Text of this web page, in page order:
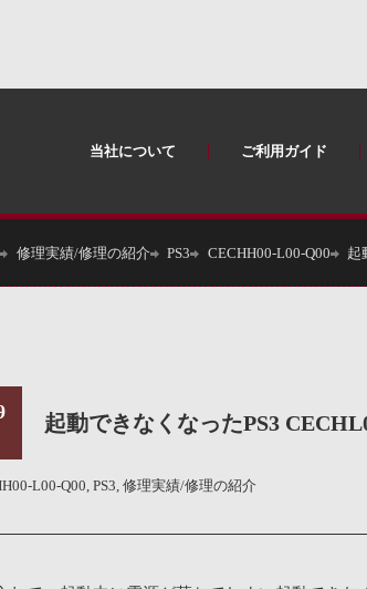
当社について ご利用ガイド
修理実績/修理の紹介 PS3 CECHH00-L00-Q00 起
起動できなくなったPS3
L00-Q00, PS3, 修理実績/修理の紹介